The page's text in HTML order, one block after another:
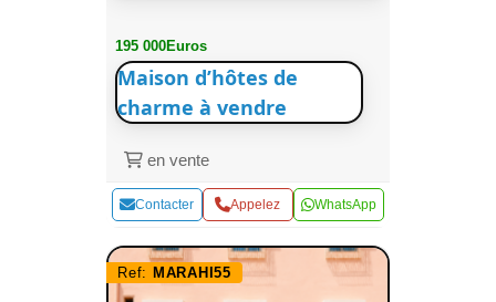
195 000Euros
Maison d’hôtes de
charme à vendre
en vente
Contacter Appelez WhatsApp
Ref: MARAHI55